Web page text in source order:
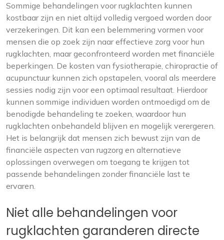
Sommige behandelingen voor rugklachten kunnen
kostbaar zijn en niet altijd volledig vergoed worden door
verzekeringen. Dit kan een belemmering vormen voor
mensen die op zoek zijn naar effectieve zorg voor hun
rugklachten, maar geconfronteerd worden met financiële
beperkingen. De kosten van fysiotherapie, chiropractie of
acupunctuur kunnen zich opstapelen, vooral als meerdere
sessies nodig zijn voor een optimaal resultaat. Hierdoor
kunnen sommige individuen worden ontmoedigd om de
benodigde behandeling te zoeken, waardoor hun
rugklachten onbehandeld blijven en mogelijk verergeren.
Het is belangrijk dat mensen zich bewust zijn van de
financiële aspecten van rugzorg en alternatieve
oplossingen overwegen om toegang te krijgen tot
passende behandelingen zonder financiële last te
ervaren.
Niet alle behandelingen voor
rugklachten garanderen directe